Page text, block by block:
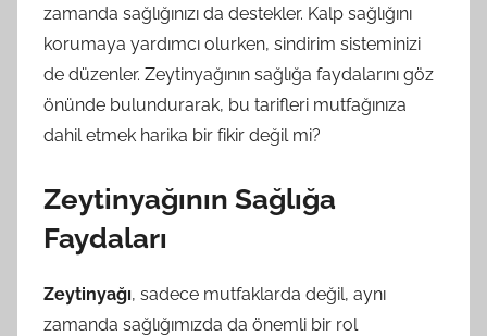
zamanda sağlığınızı da destekler. Kalp sağlığını
korumaya yardımcı olurken, sindirim sisteminizi
de düzenler. Zeytinyağının sağlığa faydalarını göz
önünde bulundurarak, bu tarifleri mutfağınıza
dahil etmek harika bir fikir değil mi?
Zeytinyağının Sağlığa
Faydaları
Zeytinyağı, sadece mutfaklarda değil, aynı
zamanda sağlığımızda da önemli bir rol